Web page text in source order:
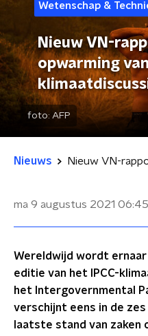
Wetenschap &
Nieuw VN-
opwarming
foto: AFP
Nieuws
ma 9 augustus 2021 06:45
Wereldwijd wordt
editie van het IPCC-
het Intergovernmental
verschijnt eens in de
laatste stand van zaken